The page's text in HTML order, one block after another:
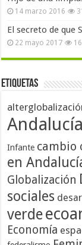
14 marzo 2016
El secreto de que
22 mayo 2017
Etiquetas
Andalucía
Infante cambio
en
Globalización
sociales
verde
Economía